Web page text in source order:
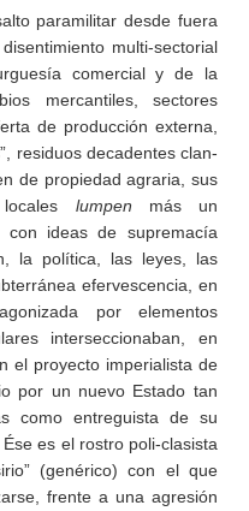
paramilitar desde fuera
multi-sectorial
comercial y de la
mercantiles, sectores
de producción externa,
residuos decadentes clan-
de propiedad agraria, sus
locales lumpen más un
con ideas de supremacía
la política, las leyes, las
efervescencia, en
por elementos
interseccionaban, en
el proyecto imperialista de
por un nuevo Estado tan
como entreguista de su
es el rostro poli-clasista
(genérico) con el que
frente a una agresión